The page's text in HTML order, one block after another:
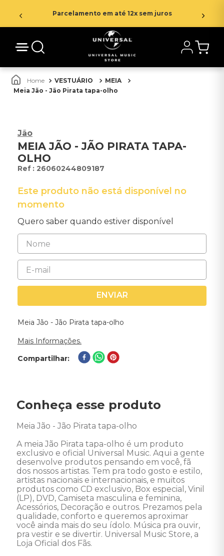
Parcelamento em até 12x sem juros
VESTUÁRIO
MEIA
Meia Jão - Jão Pirata tapa-olho
Jão
MEIA JÃO - JÃO PIRATA TAPA-
OLHO
: 26060244809187
Este produto não está disponível no
momento
Quero saber quando estiver disponível
ENVIAR
Meia Jão - Jão Pirata tapa-olho
Mais Informações.
Compartilhar
Conheça esse produto
Meia Jão - Jão Pirata tapa-olho
A meia Jão Pirata tapa-olho é um produto
exclusivo e oficial Universal Music. Aqui a gente
desenvolve produtos pensando em você, fã
dos nossos artistas. Tem pra todo gosto e estilo,
artistas nacionais e internacionais, e muitos
produtos como CD exclusivo, Box especial, Vinil
(LP), DVD, Camiseta masculina e feminina,
Acessórios, Decoração e outros. Prezamos pela
qualidade, conforto e queremos aproximar
você ainda mais do seu ídolo. Música pra ouvir,
pra vestir e se divertir. Universal Music Store, a
Loja Oficial dos Fãs.